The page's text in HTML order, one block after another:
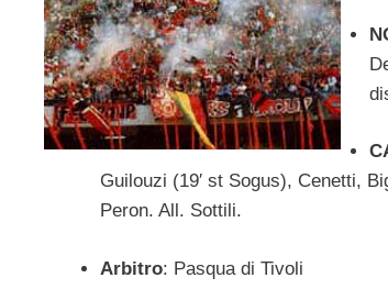
Guilouzi (19′ st Sogus), Cenetti,
Peron. All. Sottili.
Arbitro: Pasqua di Tivoli